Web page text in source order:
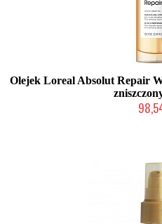
Olejek Loreal Absolut Repair